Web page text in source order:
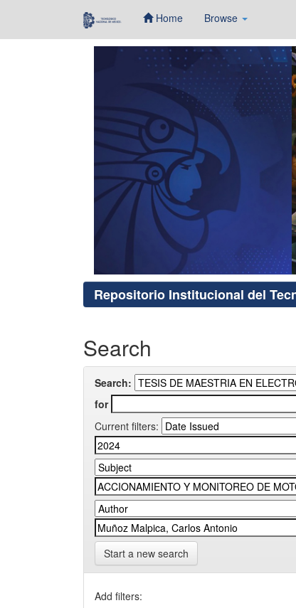
Home Browse
Repositorio Institucional del
Search
Search:
for
Current filters:
Start a new search
Add filters: